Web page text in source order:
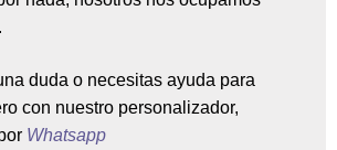
duda o necesitas ayuda para
con nuestro personalizador,
Whatsapp